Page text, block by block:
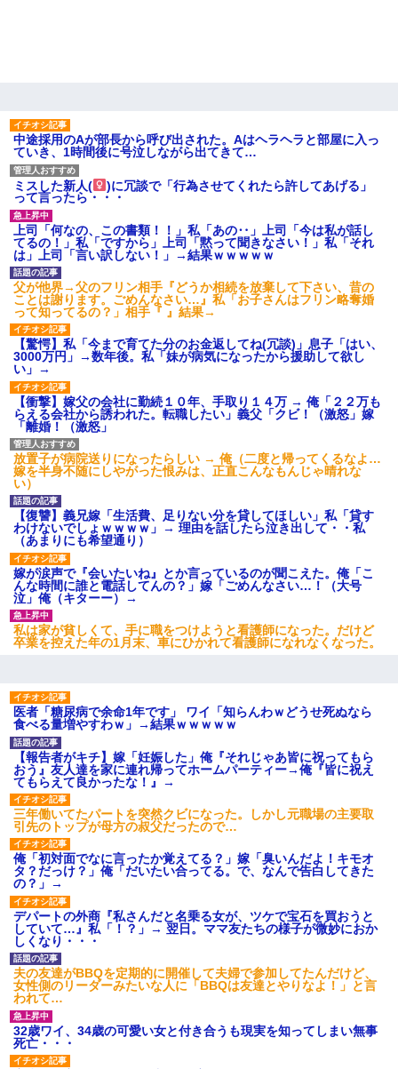
ワイ144kg彼女98kgデブカップル、1年間毎日行為しまくった結
果
放置子が病院送りになったらしい → 俺（二度と帰ってくるなよ…
嫁を半身不随にしやがった恨みは、正直こんなもんじゃ晴れな
い）
彼女との行為を録画した結果→衝撃の事実が判明したｗｗｗｗｗ
ｗ
夫に癌の余命宣告。その闘病中に長女から信じられない言葉を受
けた
彼女にプロポーズしてOK貰った俺、告げられた結婚条件にブチ切
れて無事婚約破棄・・・
【驚愕】私「今まで育てた分のお金返してね(冗談)」息子「はい、
3000万円」→数年後。私「妹が病気になったから援助して欲し
い」→
全く親しくないママ友Aから突然「飲み会しよう」と誘われたがお
断りした。後日Aの企みを知ってゾッとするやら腹立つやら！
【復讐】義兄嫁「生活費、足りない分を貸してほしい」私「貸す
わけないでしょｗｗｗｗ」→ 理由を話したら泣き出して・・私
（あまりにも希望通り）
同じマンションに住んでる女性が鍵をわかりやすいところに隠し
友人とふたりで山口に旅行した時の事。レンタカーを借りて山の
中の道を走っていたら、突然ガガッ！って音がして…
小学生の息子が急に様子がおかしくなった。私「理由を聞いても
『わかんない！』って怒鳴り付けてくるし、困っってる」旦那
「話してみるよ」→ 後日・・・
さっき嫁から、「愛しています」ってメールが届いた。俺も「愛
してます」って送ったら
200万を貸したコウトから、追加で400万の申し込み、私「無理。
義弟より娘たちが大事」旦那「娘たちが成人したら別れよう」私
（は？）
【衝撃】女友達から行為中に告白されてOKした結果
私が遺産を相続。→それを知った義両親が「旅行代金を出せ！」
「リフォーム費用を負担しろ！」「金の管理は私達がする！」と
浅ましくも集りにきた。
中途採用のAが部長から呼び出された。Aはヘラヘラと部屋に入っ
ていき、1時間後に号泣しながら出てきて…
ミスした新人(
)に冗談で「行為させてくれたら許してあげる」
って言ったら・・・
上司「何なの、この書類！！」私「あの‥」上司「今は私が話し
てるの！」私「ですから」上司「黙って聞きなさい！」私「それ
は」上司「言い訳しない！」→結果ｗｗｗｗｗ
父が他界→父のフリン相手『どうか相続を放棄して下さい、昔の
ことは謝ります。ごめんなさい…』私「お子さんはフリン略奪婚
って知ってるの？」相手『 』結果→
【驚愕】私「今まで育てた分のお金返してね(冗談)」息子「はい、
3000万円」→数年後。私「妹が病気になったから援助して欲し
い」→
【衝撃】嫁父の会社に勤続１０年、手取り１４万 → 俺「２２万も
らえる会社から誘われた。転職したい」義父「クビ！（激怒」嫁
「離婚！（激怒」
放置子が病院送りになったらしい → 俺（二度と帰ってくるなよ…
嫁を半身不随にしやがった恨みは、正直こんなもんじゃ晴れな
い）
【復讐】義兄嫁「生活費、足りない分を貸してほしい」私「貸す
わけないでしょｗｗｗｗ」→ 理由を話したら泣き出して・・私
（あまりにも希望通り）
嫁が涙声で『会いたいね』とか言っているのが聞こえた。俺「こ
んな時間に誰と電話してんの？」嫁「ごめんなさい…！（大号
泣」俺（キターー）→
私は家が貧しくて、手に職をつけようと看護師になった。だけど
卒業を控えた年の1月末、車にひかれて看護師になれなくなった。
医者「糖尿病で余命1年です」 ワイ「知らんわｗどうせ死ぬなら
食べる量増やすわｗ」→結果ｗｗｗｗｗ
【報告者がキチ】嫁「妊娠した」俺『それじゃあ皆に祝ってもら
おう』友人達を家に連れ帰ってホームパーティー→俺『皆に祝え
てもらえて良かったな！』→
三年働いてたパートを突然クビになった。しかし元職場の主要取
引先のトップが母方の叔父だったので…
俺「初対面でなに言ったか覚えてる？」嫁「臭いんだよ！キモオ
タ？だっけ？」俺「だいたい合ってる。で、なんで告白してきた
の？」→
デパートの外商『私さんだと名乗る女が、ツケで宝石を買おうと
していて…』私「！？」→ 翌日。ママ友たちの様子が微妙におか
しくなり・・・
夫の友達がBBQを定期的に開催して夫婦で参加してたんだけど、
女性側のリーダーみたいな人に「BBQは友達とやりなよ！」と言
われて…
32歳ワイ、34歳の可愛い女と付き合うも現実を知ってしまい無事
死亡・・・